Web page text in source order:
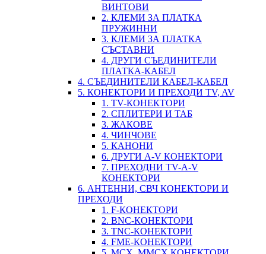
ВИНТОВИ
2. КЛЕМИ ЗА ПЛАТКА
ПРУЖИННИ
3. КЛЕМИ ЗА ПЛАТКА
СЪСТАВНИ
4. ДРУГИ СЪЕДИНИТЕЛИ
ПЛАТКА-КАБЕЛ
4. СЪЕДИНИТЕЛИ КАБЕЛ-КАБЕЛ
5. КОНЕКТОРИ И ПРЕХОДИ TV, AV
1. TV-КОНЕКТОРИ
2. СПЛИТЕРИ И ТАБ
3. ЖАКОВЕ
4. ЧИНЧОВЕ
5. КАНОНИ
6. ДРУГИ A-V КОНЕКТОРИ
7. ПРЕХОДНИ TV-A-V
КОНЕКТОРИ
6. АНТЕННИ, СВЧ КОНЕКТОРИ И
ПРЕХОДИ
1. F-КОНЕКТОРИ
2. BNC-КОНЕКТОРИ
3. TNC-КОНЕКТОРИ
4. FME-КОНЕКТОРИ